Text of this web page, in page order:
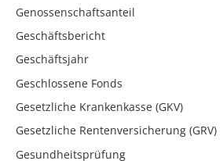
Genossenschaftsanteil
Geschäftsbericht
Geschäftsjahr
Geschlossene Fonds
Gesetzliche Krankenkasse (GKV)
Gesetzliche Rentenversicherung (GRV)
Gesundheitsprüfung